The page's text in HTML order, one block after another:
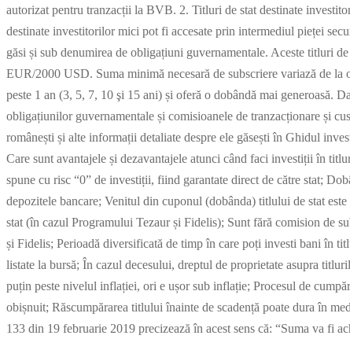
autorizat pentru tranzacții la BVB. 2. Titluri de stat destinate
destinate investitorilor mici pot fi accesate prin intermediul pieței
găsi și sub denumirea de obligațiuni guvernamentale. Aceste titluri
EUR/2000 USD. Suma minimă necesară de subscriere variază de
peste 1 an (3, 5, 7, 10 şi 15 ani) și oferă o dobândă mai generoasă.
obligațiunilor guvernamentale și comisioanele de tranzacționare și
românești și alte informații detaliate despre ele găsești în Ghidul
Care sunt avantajele și dezavantajele atunci când faci investiții în
spune cu risc “0” de investiții, fiind garantate direct de către stat;
depozitele bancare; Venitul din cuponul (dobânda) titlului de stat
stat (în cazul Programului Tezaur și Fidelis); Sunt fără comision de
și Fidelis; Perioadă diversificată de timp în care poți investi bani în
listate la bursă; În cazul decesului, dreptul de proprietate asupra
puțin peste nivelul inflației, ori e ușor sub inflație; Procesul de
obișnuit; Răscumpărarea titlului înainte de scadență poate dura în
133 din 19 februarie 2019 precizează în acest sens că: “Suma va fi